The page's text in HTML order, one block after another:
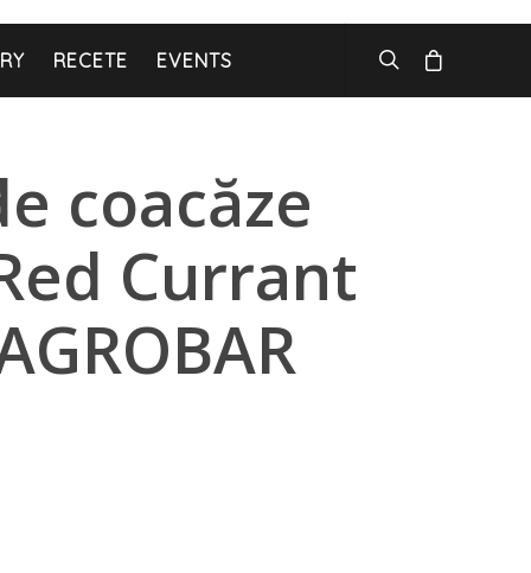
RECETE EVENTS
coacăze
Currant